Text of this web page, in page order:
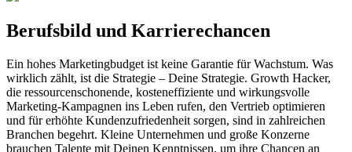
Berufsbild und Karrierechancen
Ein hohes Marketingbudget ist keine Garantie für Wachstum. Was
wirklich zählt, ist die Strategie – Deine Strategie. Growth Hacker,
die ressourcenschonende, kosteneffiziente und wirkungsvolle
Marketing-Kampagnen ins Leben rufen, den Vertrieb optimieren
und für erhöhte Kundenzufriedenheit sorgen, sind in zahlreichen
Branchen begehrt. Kleine Unternehmen und große Konzerne
brauchen Talente mit Deinen Kenntnissen, um ihre Chancen an